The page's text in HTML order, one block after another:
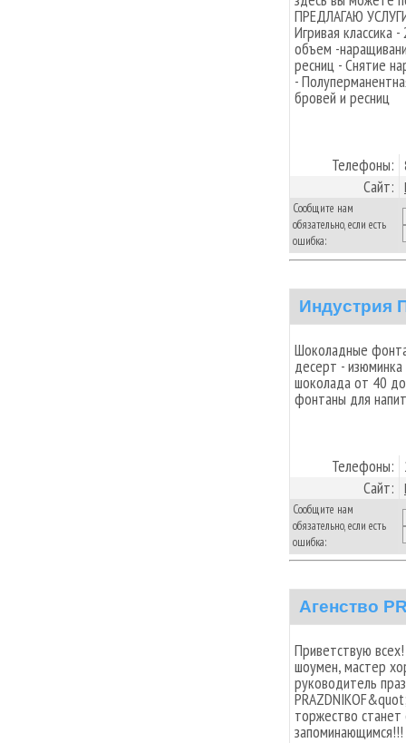
ПРЕДЛАГАЮ
Игривая классика
объем -
ресниц - Снятие
-
бровей и ресниц
Телефоны:
Сайт:
Сообщите нам
обязательно, если есть
ошибка:
Индустрия
Шоколадные
десерт -
шоколада от 40
фонтаны для
Телефоны:
Сайт:
Сообщите нам
обязательно, если есть
ошибка:
Агенство
Приветствую
шоумен, мастер
руководитель
торжество
запоминающимся!!!